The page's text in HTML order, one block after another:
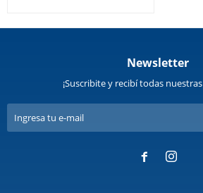
Newsletter
¡Suscribite y recibí todas
 